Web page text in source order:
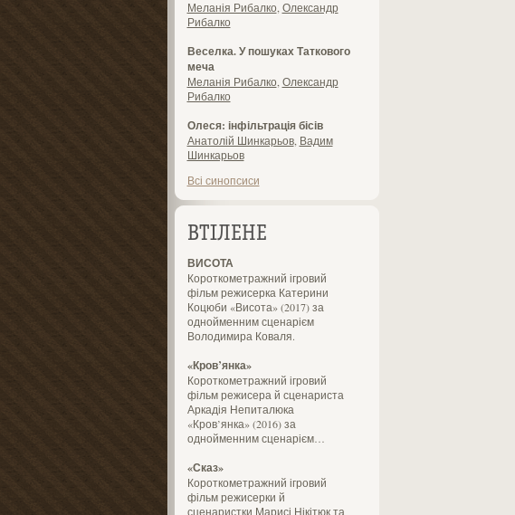
Меланія Рибалко Олександр
Рибалко
Веселка. У пошуках Таткового
меча
Меланія Рибалко Олександр
Рибалко
Олеся: інфільтрація бісів
Анатолій Шинкарьов, Вадим
Шинкарьов
Всі синопсиси
ВТІЛЕНЕ
ВИСОТА
Короткометражний ігровий
фільм режисерка Катерини
Коцюби «Висота» (2017) за
однойменним сценарієм
Володимира Коваля.
«Кров’янка»
Короткометражний ігровий
фільм режисера й сценариста
Аркадія Непиталюка
«Кров’янка» (2016) за
однойменним сценарієм…
«Сказ»
Короткометражний ігровий
фільм режисерки й
сценаристки Марисі Нікітюк та